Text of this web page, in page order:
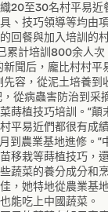
20至30名村平易近
、技巧領導等均由
回餐與加入培訓的
累計培訓800余人次
新聞后，龐比村村平
先容，從泥土培養到
從病蟲害防治到采
蒔植技巧培訓。“
平易近們都很有成
到農業基地進修。“
移栽等蒔植技巧，
蔬菜的養分成分和
，她特地從農業基
能吃上中國蔬菜。